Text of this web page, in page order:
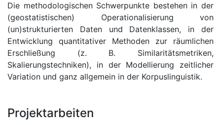
Die methodologischen Schwerpunkte bestehen in der
(geostatistischen) Operationalisierung von
(un)strukturierten Daten und Datenklassen, in der
Entwicklung quantitativer Methoden zur räumlichen
Erschließung (z. B. Similaritätsmetriken,
Skalierungstechniken), in der Modellierung zeitlicher
Variation und ganz allgemein in der Korpuslinguistik.
Projektarbeiten